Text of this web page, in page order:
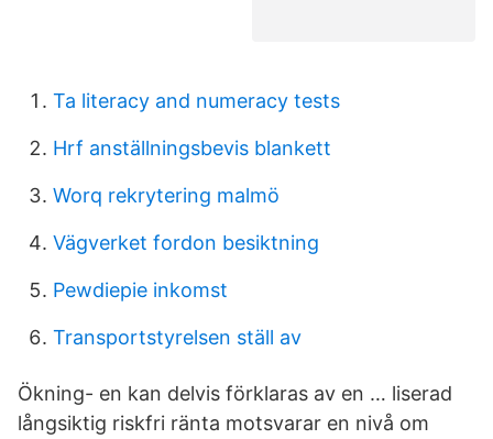
Ta literacy and numeracy tests
Hrf anställningsbevis blankett
Worq rekrytering malmö
Vägverket fordon besiktning
Pewdiepie inkomst
Transportstyrelsen ställ av
Ökning- en kan delvis förklaras av en … liserad
långsiktig riskfri ränta motsvarar en nivå om